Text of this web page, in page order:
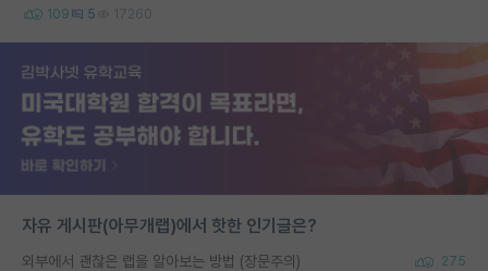
109 5 17260
자유 게시판(아무개랩)에서 핫한 인기글은?
외부에서 괜찮은 랩을 알아보는 방법 (장문주의) 275